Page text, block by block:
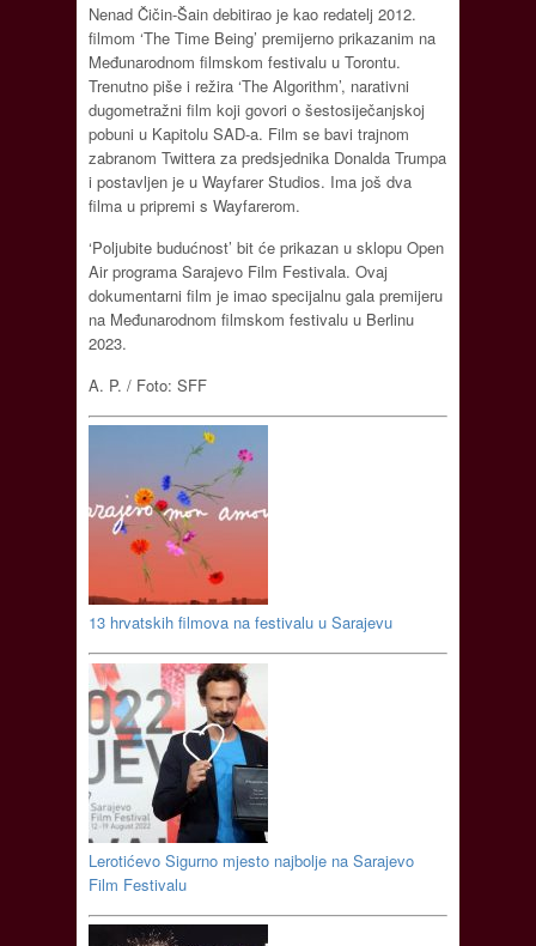
Nenad Čičin-Šain debitirao je kao redatelj 2012.
filmom ‘The Time Being’ premijerno prikazanim na
Međunarodnom filmskom festivalu u Torontu.
Trenutno piše i režira ‘The Algorithm’, narativni
dugometražni film koji govori o šestosiječanjskoj
pobuni u Kapitolu SAD-a. Film se bavi trajnom
zabranom Twittera za predsjednika Donalda Trumpa
i postavljen je u Wayfarer Studios. Ima još dva
filma u pripremi s Wayfarerom.
‘Poljubite budućnost’ bit će prikazan u sklopu Open
Air programa Sarajevo Film Festivala. Ovaj
dokumentarni film je imao specijalnu gala premijeru
na Međunarodnom filmskom festivalu u Berlinu
2023.
A. P. / Foto: SFF
13 hrvatskih filmova na festivalu u Sarajevu
Lerotićevo Sigurno mjesto najbolje na Sarajevo
Film Festivalu